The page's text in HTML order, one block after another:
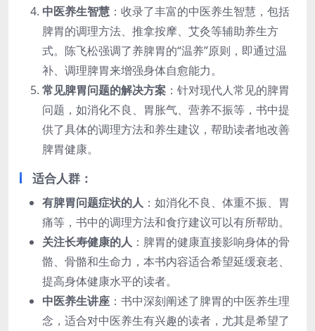
中医养生智慧 ：收录了丰富的中医养生智慧，包括
脾胃的调理方法、推拿按摩、艾灸等辅助养生方
式。陈飞松强调了养脾胃的“温养”原则，即通过温
补、调理脾胃来增强身体自愈能力。
常见脾胃问题的解决方案 ：针对现代人常见的脾胃
问题，如消化不良、胃胀气、营养不振等，书中提
供了具体的调理方法和养生建议，帮助读者地改善
脾胃健康。
适合人群：
有脾胃问题症状的人 ：如消化不良、体重不振、胃
痛等，书中的调理方法和食疗建议可以有所帮助。
关注长寿健康的人 ：脾胃的健康直接影响身体的骨
骼、骨骼和生命力，本书内容适合希望延缓衰老、
提高身体健康水平的读者。
中医养生讲座 ：书中深刻阐述了脾胃的中医养生理
念，适合对中医养生有兴趣的读者，尤其是希望了